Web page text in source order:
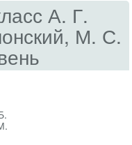
А. Г.
М. С.